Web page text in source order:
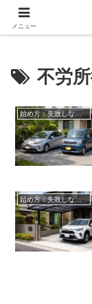
✨
不労
始め方：失敗しない自宅駐車場貸し出し
始め方：失敗しない自宅駐車場貸し出し
メニュー